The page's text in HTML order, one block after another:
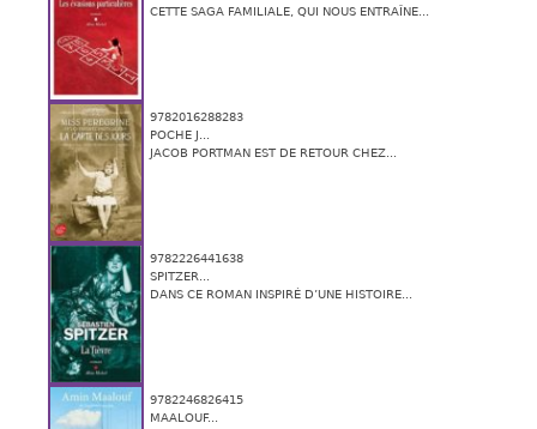
CETTE SAGA FAMILIALE, QUI NOUS ENTRAÎNE...
9782016288283
POCHE J...
JACOB PORTMAN EST DE RETOUR CHEZ...
9782226441638
SPITZER...
DANS CE ROMAN INSPIRÉ D’UNE HISTOIRE...
9782246826415
MAALOUF...